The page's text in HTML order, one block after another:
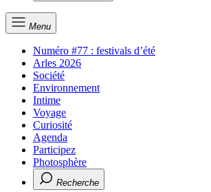
Menu
Numéro #77 : festivals d’été
Arles 2026
Société
Environnement
Intime
Voyage
Curiosité
Agenda
Participez
Photosphère
Recherche